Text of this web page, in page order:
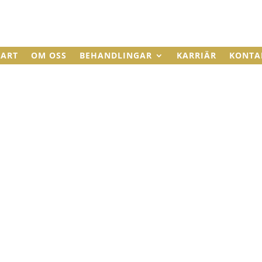
OM OSS BEHANDLINGAR KARRIÄR